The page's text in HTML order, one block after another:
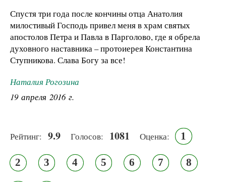
Спустя три года после кончины отца Анатолия
милостивый Господь привел меня в храм святых
апостолов Петра и Павла в Парголово, где я обрела
духовного наставника – протоиерея Константина
Ступникова. Слава Богу за все!
Наталия Рогозина
19 апреля 2016 г.
Рейтинг: 9.9 Голосов: 1081 Оценка: 1
2 3 4 5 6 7 8